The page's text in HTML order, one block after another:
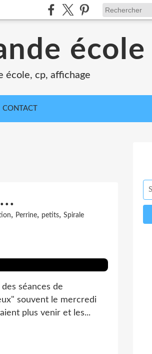
école
école, cp, affichage
CONTACT
, Perrine, petits, Spirale
séances de
souvent le mercredi
plus venir et les...